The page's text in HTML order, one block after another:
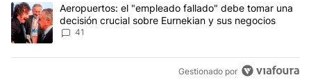
Un artículo de tendencia con el título "Aeropuertos: el
Aeropuertos: el "empleado fallado" debe tomar una
decisión crucial sobre Eurnekian y sus negocios
41
Gestionado por